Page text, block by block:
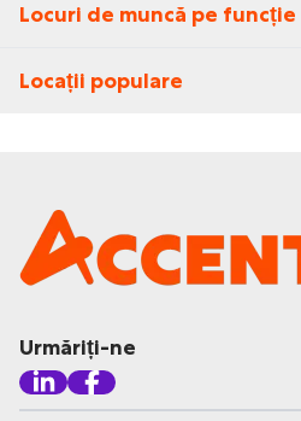
Locuri de muncă pe funcție
Locații populare
Urmăriți-ne